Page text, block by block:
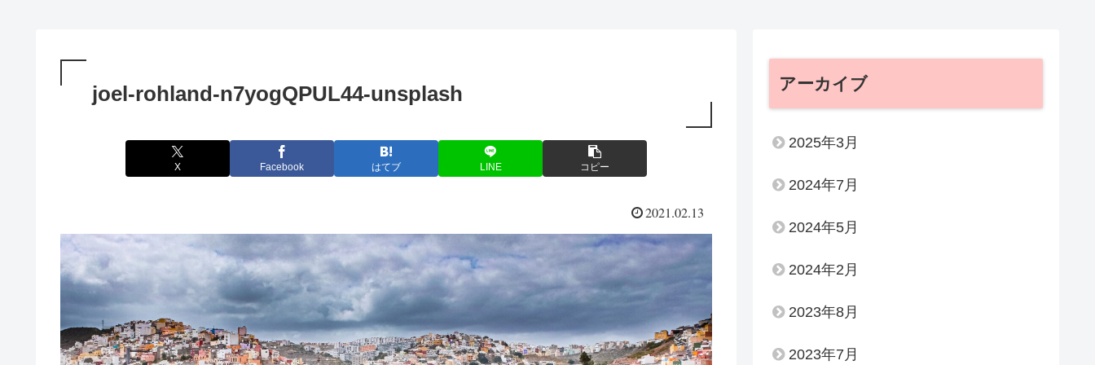
joel-rohland-n7yogQPUL44-unsplash
X Facebook はてブ LINE コピー
2021.02.13
アーカイブ
2025年3月
2024年7月
2024年5月
2024年2月
2023年8月
2023年7月